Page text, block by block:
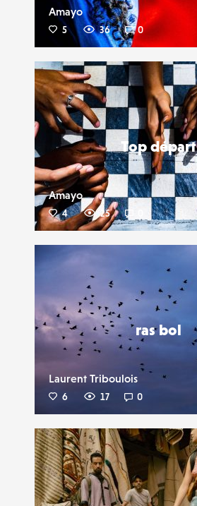
Amayo
5 36 0
Top départ
Amayo
4 25
ras bol
Laurent Triboulois
6 17 0